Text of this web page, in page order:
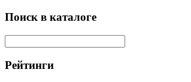
Поиск в каталоге
Рейтинги